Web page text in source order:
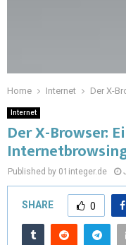
Home Internet Der X-
Internet
Der X-Browser:
Published by 01integer.de
SHARE 0